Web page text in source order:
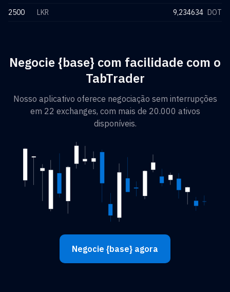
2500
LKR 9,234634 DOT
Negocie {base} com facilidade com o
TabTrader
Nosso aplicativo oferece negociação sem interrupções
em 22 exchanges, com mais de 20.000 ativos
disponíveis.
Negocie {base} agora